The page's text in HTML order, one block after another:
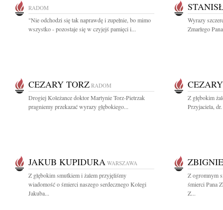
RADOM
"Nie odchodzi się tak naprawdę i zupełnie, bo mimo
wszystko - pozostaje się w czyjejś pamięci i...
Wyrazy
Zmarłego
CEZARY TORZ RADOM
Drogiej Koleżance doktor Martynie Torz-Pietrzak
pragniemy przekazać wyrazy głębokiego...
Z głębokim
Przyjaciela,
JAKUB KUPIDURA WARSZAWA
Z głębokim smutkiem i żalem przyjęliśmy
wiadomość o śmierci naszego serdecznego Kolegi
Jakuba...
Z ogromnym
śmierci Pana
Z...